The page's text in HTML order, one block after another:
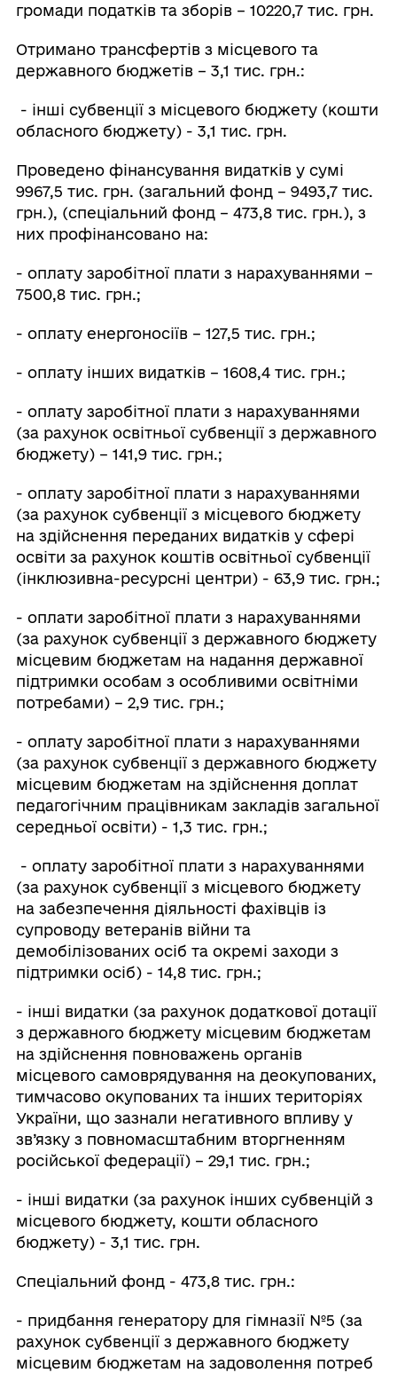
громади податків та зборів – 10220,7 тис. грн.
Отримано трансфертів з місцевого та
державного бюджетів – 3,1 тис. грн.:
- інші субвенції з місцевого бюджету (кошти
обласного бюджету) - 3,1 тис. грн.
Проведено фінансування видатків у сумі
9967,5 тис. грн. (загальний фонд – 9493,7 тис.
грн.), (спеціальний фонд – 473,8 тис. грн.), з
них профінансовано на:
- оплату заробітної плати з нарахуваннями –
7500,8 тис. грн.;
- оплату енергоносіїв – 127,5 тис. грн.;
- оплату інших видатків – 1608,4 тис. грн.;
- оплату заробітної плати з нарахуваннями
(за рахунок освітньої субвенції з державного
бюджету) – 141,9 тис. грн.;
- оплату заробітної плати з нарахуваннями
(за рахунок субвенції з місцевого бюджету
на здійснення переданих видатків у сфері
освіти за рахунок коштів освітньої субвенції
(інклюзивна-ресурсні центри) - 63,9 тис. грн.;
- оплати заробітної плати з нарахуваннями
(за рахунок субвенції з державного бюджету
місцевим бюджетам на надання державної
підтримки особам з особливими освітніми
потребами) – 2,9 тис. грн.;
- оплату заробітної плати з нарахуваннями
(за рахунок субвенції з державного бюджету
місцевим бюджетам на здійснення доплат
педагогічним працівникам закладів загальної
середньої освіти) - 1,3 тис. грн.;
- оплату заробітної плати з нарахуваннями
(за рахунок субвенції з місцевого бюджету
на забезпечення діяльності фахівців із
супроводу ветеранів війни та
демобілізованих осіб та окремі заходи з
підтримки осіб) - 14,8 тис. грн.;
- інші видатки (за рахунок додаткової дотації
з державного бюджету місцевим бюджетам
на здійснення повноважень органів
місцевого самоврядування на деокупованих,
тимчасово окупованих та інших територіях
України, що зазнали негативного впливу у
зв’язку з повномасштабним вторгненням
російської федерації) – 29,1 тис. грн.;
- інші видатки (за рахунок інших субвенцій з
місцевого бюджету, кошти обласного
бюджету) - 3,1 тис. грн.
Спеціальний фонд - 473,8 тис. грн.:
- придбання генератору для гімназії №5 (за
рахунок субвенції з державного бюджету
місцевим бюджетам на задоволення потреб